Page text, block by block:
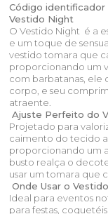
Código identificador
Vestido Night
O Vestido Night é a
e um toque de
vestido tomara que
proporcionando um
com barbatanas, ele
corpo, e seu
atraente.
Ajuste Perfeito do
Projetado para
caimento do tecido
proporcionando um
busto realça o
usar um tomara que
Onde Usar o
Ideal para eventos
para festas,